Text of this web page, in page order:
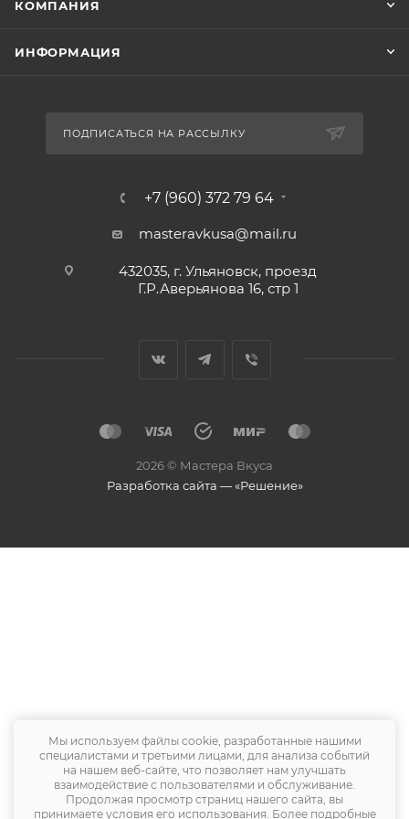
КОМПАНИЯ
ИНФОРМАЦИЯ
ПОДПИСАТЬСЯ НА РАССЫЛКУ
+7 (960) 372 79 64
masteravkusa@mail.ru
432035, г. Ульяновск, проезд
Г.Р.Аверьянова 16, стр 1
2026 © Мастера Вкуса
Разработка сайта — «Решение»
Мы используем файлы cookie, разработанные нашими
специалистами и третьими лицами, для анализа событий
на нашем веб-сайте, что позволяет нам улучшать
взаимодействие с пользователями и обслуживание.
Продолжая просмотр страниц нашего сайта, вы
принимаете условия его использования. Более подробные